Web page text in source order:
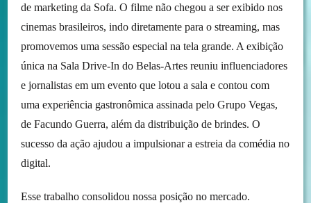
de marketing da Sofa. O filme não chegou a ser exibido nos
cinemas brasileiros, indo diretamente para o streaming, mas
promovemos uma sessão especial na tela grande. A exibição
única na Sala Drive-In do Belas-Artes reuniu influenciadores
e jornalistas em um evento que lotou a sala e contou com
uma experiência gastronômica assinada pelo Grupo Vegas,
de Facundo Guerra, além da distribuição de brindes. O
sucesso da ação ajudou a impulsionar a estreia da comédia no
digital.
Esse trabalho consolidou nossa posição no mercado.